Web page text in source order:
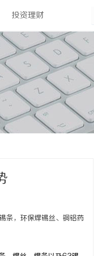
投资理财
条，环保焊锡丝、铜铝药